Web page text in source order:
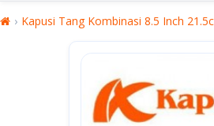
Kapusi Tang Kombinasi 8.5 Inch